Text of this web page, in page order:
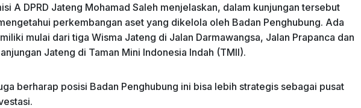
A DPRD Jateng Mohamad Saleh menjelaskan, dalam kunjungan tersebut
perkembangan aset yang dikelola oleh Badan Penghubung. Ada
mulai dari tiga Wisma Jateng di Jalan Darmawangsa, Jalan Prapanca dan
Jateng di Taman Mini Indonesia Indah (TMII).
berharap posisi Badan Penghubung ini bisa lebih strategis sebagai pusat